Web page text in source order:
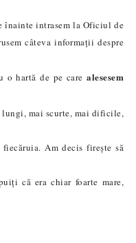
înainte intrasem la Oficiul de
câteva informații despre
o hartă de pe carealesesem
lungi, mai scurte, mai dificile,
Am decis firește să
că era chiar foarte mare,